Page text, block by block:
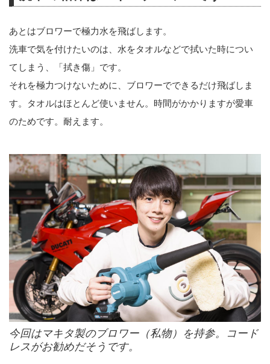
あとはブロワーで極力水を飛ばします。
洗車で気を付けたいのは、水をタオルなどで拭いた時につい
てしまう、「拭き傷」です。
それを極力つけないために、ブロワーでできるだけ飛ばしま
す。タオルはほとんど使いません。時間がかかりますが愛車
のためです。耐えます。
今回はマキタ製のブロワー（私物）を持参。コード
レスがお勧めだそうです。